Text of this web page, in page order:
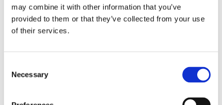
may combine it with other information that you’ve
provided to them or that they’ve collected from your use
of their services.
Selection
Necessary
sitt gamla rederi Scandlines för att öka
försäljningen.
försäljning på Östersjön, något vi tagit
fasta på är att ha en bra produktmix och
bra flöde.